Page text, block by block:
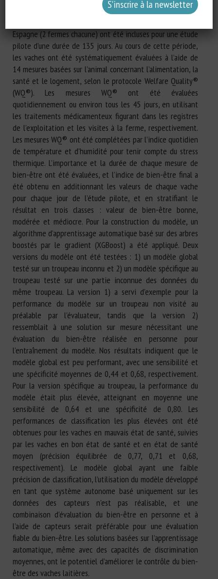
numéro de lactation). Au total, 318 vaches provenant de six
Espagne (2 fermes chacune) ont été incluses pour une étude
pilote d’une durée de 135 jours. Au cours de cette période,
les vaches ont été systématiquement évaluées à l’aide de
14 mesures basées sur l’animal concernant l’alimentation, la
santé et le logement, selon le protocole Welfare Quality®
(WQ®). Les mesures WQ® ont été évaluées
quotidiennement ou environ tous les 45 jours, en utilisant
les traitements médicamenteux figurant dans les registres
de l’exploitation et les visites à la ferme, respectivement.
Les mesures WQ® ont été complétées par l’indice quotidien
de température et d’humidité pour tenir compte du stress
thermique. L’importance et la durée de chaque mesure de
bien-être ont été évaluées, et l’indice de bien-être final a
été obtenu en additionnant les valeurs de chaque vache
pour chaque jour de l’étude pilote, et en stratifiant le
résultat en trois classes : valeur de bien-être bonne,
modérée et médiocre. Pour la construction du modèle, un
algorithme d’apprentissage automatique basé sur des arbres
boostés par le gradient (XGBoost) a été appliqué. Deux
versions du modèle ont été testées : 1) un modèle global
testé sur un troupeau inconnu et 2) un modèle spécifique au
troupeau testé sur une partie inconnue des données du
même troupeau. La version 1) a servi d’exemple pour la
performance du modèle sur un troupeau non visité au
préalable par l’évaluateur, tandis que la version 2)
ressemblait à une solution sur mesure nécessitant une
évaluation du bien-être réalisée en personne pour
l’entraînement du modèle. Nos résultats indiquent que le
modèle global est peu performant, avec une sensibilité et
une spécificité moyennes de 0,44 et 0,68, respectivement.
Pour la version spécifique au troupeau, la performance du
modèle était plus élevée, atteignant en moyenne une
sensibilité de 0,64 et une spécificité de 0,80. Les
performances de classification les plus élevées ont été
obtenues pour les vaches en mauvais état de santé, suivies
par les vaches en bon état de santé et en état de santé
moyen (précision équilibrée de 0,77, 0,71 et 0,68,
respectivement). Le modèle global ayant une faible
précision de classification, l’utilisation du modèle développé
en tant que système autonome basé uniquement sur les
données des capteurs n’est pas réalisable, et une
combinaison d’évaluation du bien-être en personne et à
l’aide de capteurs serait préférable pour une évaluation
fiable du bien-être. Les solutions basées sur l’apprentissage
automatique, même avec des capacités de discrimination
moyennes, ont le potentiel d’améliorer le contrôle du bien-
être des vaches laitières.